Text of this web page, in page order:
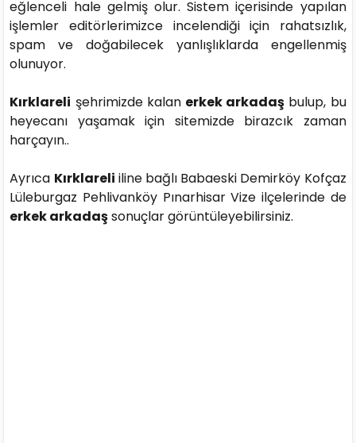
eğlenceli hale gelmiş olur. Sistem içerisinde yapılan
işlemler editörlerimizce incelendiği için rahatsızlık,
spam ve doğabilecek yanlışlıklarda engellenmiş
olunuyor.
Kırklareli şehrimizde kalan erkek arkadaş bulup, bu
heyecanı yaşamak için sitemizde birazcık zaman
harçayın..
Ayrıca Kırklareli iline bağlı Babaeski Demirköy Kofçaz
Lüleburgaz Pehlivanköy Pınarhisar Vize ilçelerinde de
erkek arkadaşsonuçlar görüntüleyebilirsiniz.